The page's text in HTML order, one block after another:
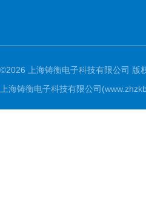
©2026 上海铸衡电子科技有限公司 版
上海铸衡电子科技有限公司